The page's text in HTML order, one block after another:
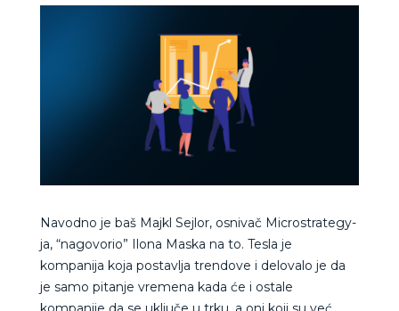
Navodno je baš Majkl Sejlor, osnivač Microstrategy-
ja, “nagovorio” Ilona Maska na to. Tesla je
kompanija koja postavlja trendove i delovalo je da
je samo pitanje vremena kada će i ostale